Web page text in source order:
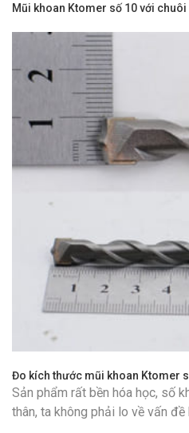
Mũi khoan Ktomer số 10 với chuôi
Đo kích thước mũi khoan Ktomer
Sản phẩm rất bền hóa học, số
thân, ta không phải lo về vấn đề